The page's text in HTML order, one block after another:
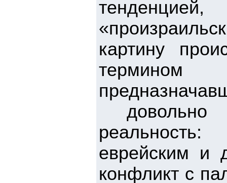
картину
термином
довольно
еврейским и
конфликт с